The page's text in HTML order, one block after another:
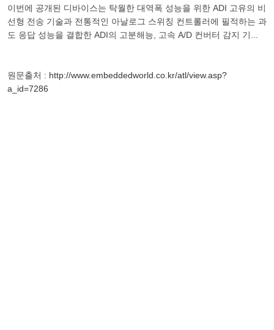
이번에 공개된 디바이스는 탁월한 대역폭 성능을 위한 ADI 고유의 비
선형 전송 기술과 전통적인 아날로그 스위칭 컨트롤러에 필적하는 과
도 응답 성능을 결합한 ADI의 고분해능, 고속 A/D 컨버터 감지 기...
원문출처 : http://www.embeddedworld.co.kr/atl/view.asp?
a_id=7286